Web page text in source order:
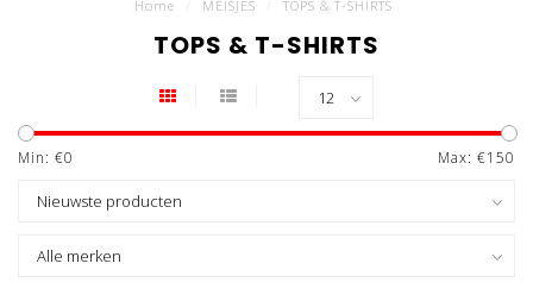
Home MEISJES TOPS & T-SHIRTS
TOPS & T-SHIRTS
Min: €0 Max: €150